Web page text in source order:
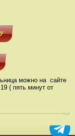
можно на сайте
( пять минут от